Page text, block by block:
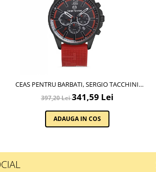
CEAS PENTRU BARBATI, SERGIO TACCHINI
STREAMLINE, ST.1.10210.1
397,20 Lei341,59 Lei
ADAUGA IN COS